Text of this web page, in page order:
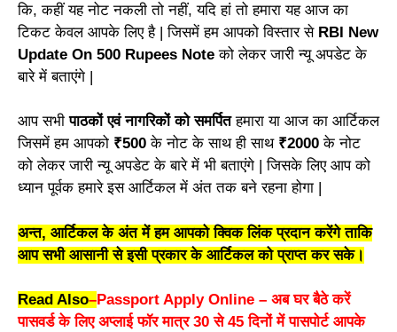
कि, कहीं यह नोट नकली तो नहीं, यदि हां तो हमारा यह आज का
टिकट केवल आपके लिए है | जिसमें हम आपको विस्तार से RBI New
Update On 500 Rupees Note को लेकर जारी न्यू अपडेट के
बारे में बताएंगे |
आप सभी पाठकों एवं नागरिकों को समर्पितहमारा या आज का आर्टिकल
जिसमें हम आपको ₹500के नोट के साथ ही साथ ₹2000के नोट
को लेकर जारी न्यू अपडेट के बारे में भी बताएंगे | जिसके लिए आप को
ध्यान पूर्वक हमारे इस आर्टिकल में अंत तक बने रहना होगा |
अन्त, आर्टिकल के अंत में हम आपको क्विक लिंक प्रदान करेंगे ताकि
आप सभी आसानी से इसी प्रकार के आर्टिकल को प्राप्त कर सके।
Read Also–Passport Apply Online – अब घर बैठे करें
पासवर्ड के लिए अप्लाई फॉर मात्र 30 से 45 दिनों में पासपोर्ट आपके